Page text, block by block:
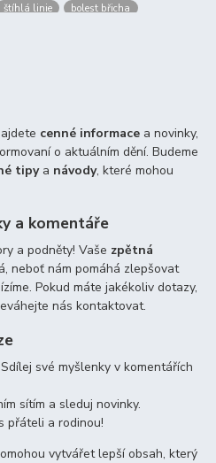
štíhlá linie
bolest břicha
cenné informace a novinky,
o aktuálním dění. Budeme
tipya návody, které mohou
a komentáře
a podněty! Vaše zpětná
neboť nám pomáhá zlepšovat
Pokud máte jakékoliv dotazy,
nás kontaktovat.
své myšlenky v komentářích
sítím a sleduj novinky.
přáteli a rodinou!
vytvářet lepší obsah, který